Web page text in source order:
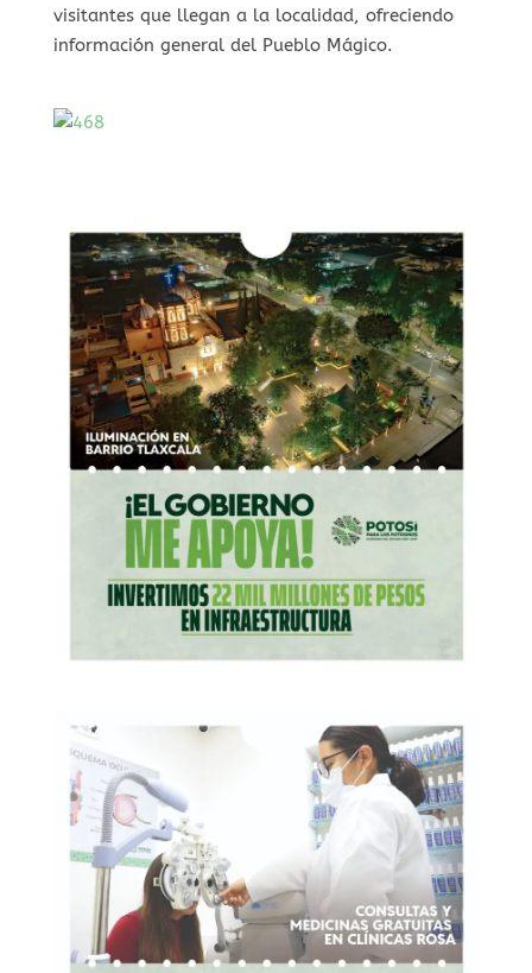
visitantes que llegan a la localidad, ofreciendo
información general del Pueblo Mágico.